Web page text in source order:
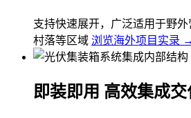
支持快速展开，广泛适用于野
村落等区域 浏览海外项目实录 →
即装即用 高效集成交